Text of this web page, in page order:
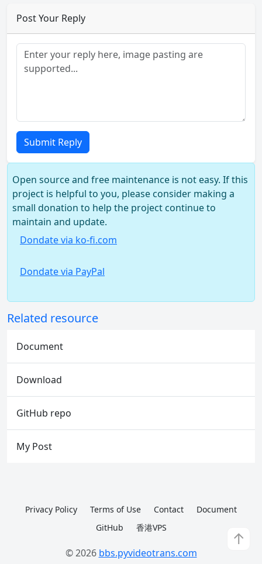
Post Your Reply
Submit Reply
Open source and free maintenance is not easy. If this
project is helpful to you, please consider making a
small donation to help the project continue to
maintain and update.
Dondate via ko-fi.com
Dondate via PayPal
Related resource
Document
Download
GitHub repo
My Post
↑
Privacy Policy Terms of Use Contact
Document
GitHub
香港VPS
© 2026 bbs.pyvideotrans.com